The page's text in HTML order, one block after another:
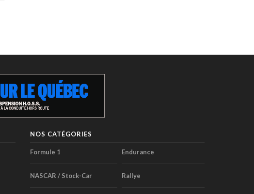
NOS CATÉGORIES
Formule 1 Endurance
NASCAR / Stock-Car Rallye